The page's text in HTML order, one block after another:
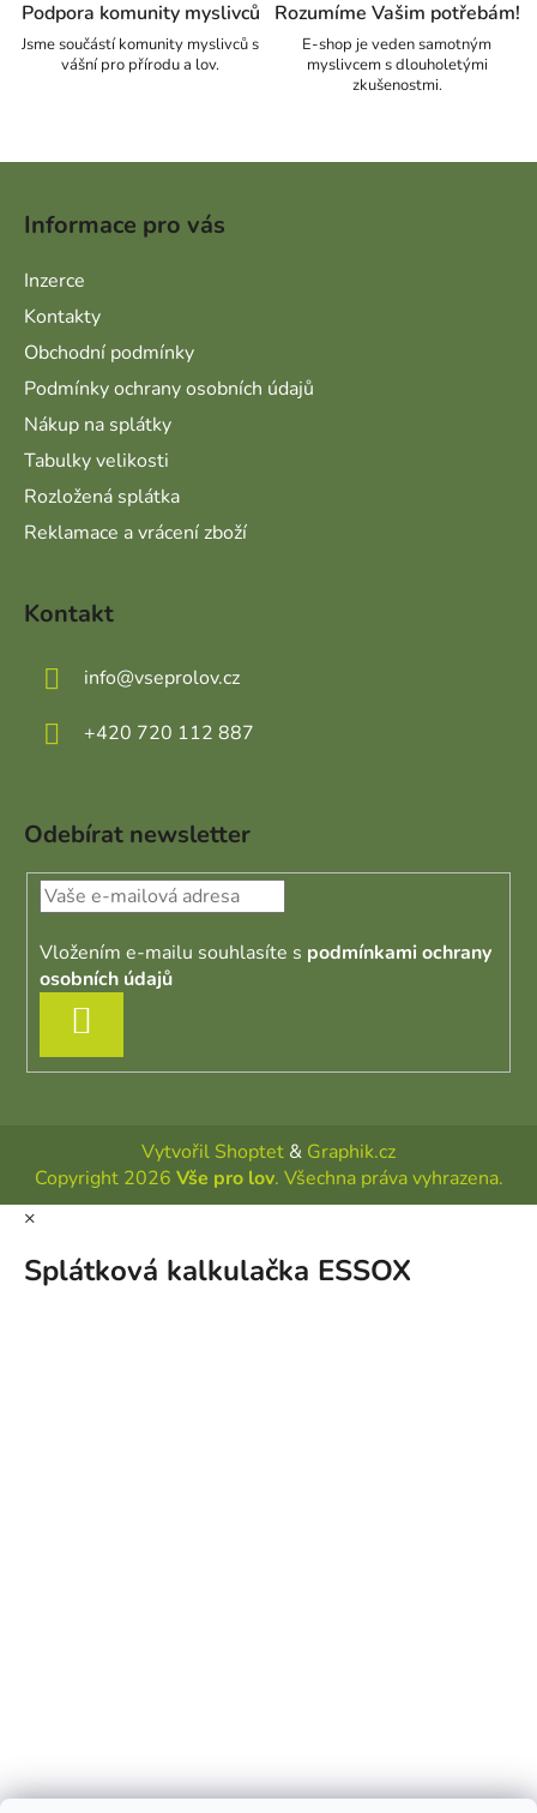
Podpora komunity myslivců
Jsme součástí komunity myslivců s
vášní pro přírodu a lov.
Rozumíme Vašim potřebám!
E-shop je veden samotným
myslivcem s dlouholetými
zkušenostmi.
Informace pro vás
Inzerce
Kontakty
Obchodní podmínky
Podmínky ochrany osobních údajů
Nákup na splátky
Tabulky velikosti
Rozložená splátka
Reklamace a vrácení zboží
Kontakt
info@vseprolov.cz
+420 720 112 887
Odebírat newsletter
Vložením e-mailu souhlasíte s podmínkami ochrany
osobních údajů
Vytvořil Shoptet & Graphik.cz
Copyright 2026 Vše pro lov. Všechna práva vyhrazena.
×
Splátková kalkulačka ESSOX